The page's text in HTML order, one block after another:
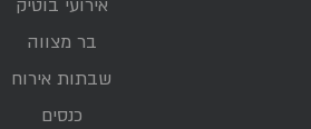
אירועי בוטיק
בר מצווה
שבתות אירוח
כנסים